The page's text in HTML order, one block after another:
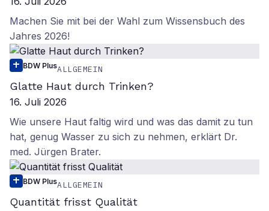
Machen Sie mit bei der Wahl zum Wissensbuch des
Jahres 2026!
BDW PlusALLGEMEIN
Glatte Haut durch Trinken?
16. Juli 2026
Wie unsere Haut faltig wird und was das damit zu tun
hat, genug Wasser zu sich zu nehmen, erklärt Dr.
med. Jürgen Brater.
BDW PlusALLGEMEIN
Quantität frisst Qualität